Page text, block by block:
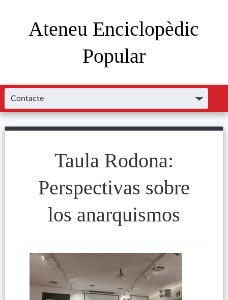
Ateneu Enciclopèdic
Popular
Taula Rodona:
Perspectivas sobre
los anarquismos